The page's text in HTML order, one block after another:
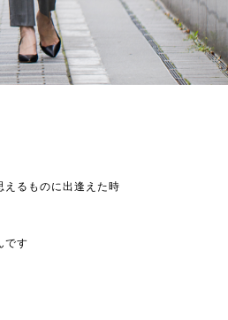
えるものに出逢えた時
です